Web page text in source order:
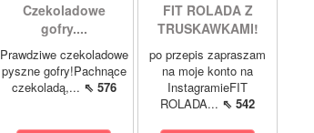
Czekoladowe
gofry....
Prawdziwe czekoladowe
pyszne gofry!Pachnące
czekoladą,... ⇖ 576
FIT ROLADA Z
TRUSKAWKAMI!
po przepis zapraszam
na moje konto na
InstagramieFIT
ROLADA... ⇖ 542